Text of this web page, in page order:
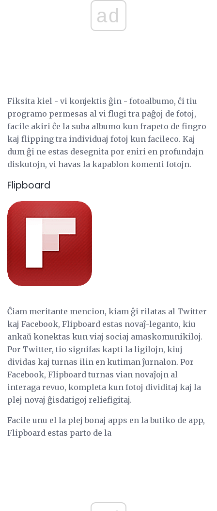
ad
Fiksita kiel - vi konjektis ĝin - fotoalbumo, ĉi tiu
programo permesas al vi flugi tra paĝoj de fotoj,
facile akiri ĉe la suba albumo kun frapeto de fingro
kaj flipping tra individuaj fotoj kun facileco. Kaj
dum ĝi ne estas desegnita por eniri en profundajn
diskutojn, vi havas la kapablon komenti fotojn.
Flipboard
Ĉiam meritante mencion, kiam ĝi rilatas al Twitter
kaj Facebook, Flipboard estas novaĵ-leganto, kiu
ankaŭ konektas kun viaj sociaj amaskomunikiloj.
Por Twitter, tio signifas kapti la ligilojn, kiuj
dividas kaj turnas ilin en kutiman ĵurnalon. Por
Facebook, Flipboard turnas vian novaĵojn al
interaga revuo, kompleta kun fotoj dividitaj kaj la
plej novaj ĝisdatigoj reliefigitaj.
Facile unu el la plej bonaj apps en la butiko de app,
Flipboard estas parto de la